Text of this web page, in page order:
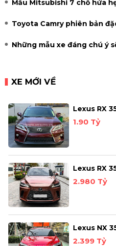
Mẫu Mitsubishi 7 chỗ hứa
Toyota Camry phiên bản
Những mẫu xe đáng chú ý
XE MỚI VỀ
Lexus RX
1.90 Tỷ
Lexus RX
2.980 Tỷ
Lexus NX
2.399 Tỷ